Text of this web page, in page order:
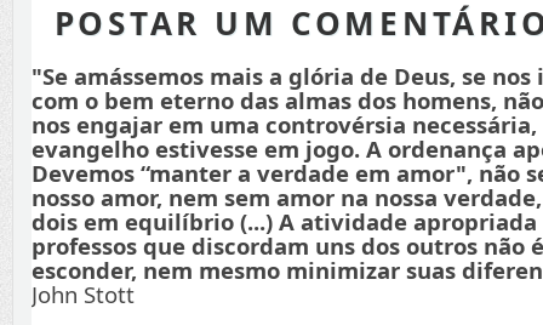
POSTAR UM
"Se amássemos mais a glória de Deus, se
com o bem eterno das almas dos homens,
nos engajar em uma controvérsia
evangelho estivesse em jogo. A ordenança
Devemos “manter a verdade em amor", não
nosso amor, nem sem amor na nossa
dois em equilíbrio (...) A atividade apropriada
professos que discordam uns dos outros não
esconder, nem mesmo minimizar suas
John Stott